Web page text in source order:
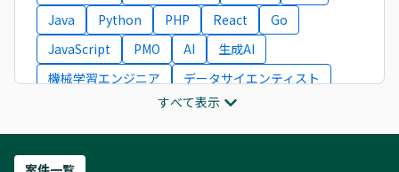
Java
Python PHP React
Go
JavaScript
PMO AI
生成AI
機械学習エンジニア
データサイエンティスト
ITコンサルタント
フロントエンドエンジニア
ネットワークエンジニア
すべて表示